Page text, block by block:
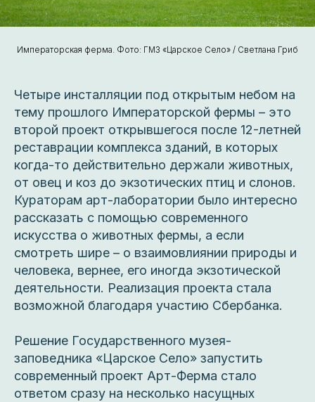
Императорская ферма. Фото: ГМЗ «Царское Село» / Светлана Гриб
Четыре инсталляции под открытым небом на
тему прошлого Императорской фермы – это
второй проект открывшегося после 12-летней
реставрации комплекса зданий, в которых
когда-то действительно держали животных,
от овец и коз до экзотических птиц и слонов.
Кураторам арт-лаборатории было интересно
рассказать с помощью современного
искусства о животных фермы, а если
смотреть шире – о взаимовлиянии природы и
человека, вернее, его иногда экзотической
деятельности. Реализация проекта стала
возможной благодаря участию Сбербанка.
Решение Государственного музея-
заповедника «Царское Село» запустить
современный проект Арт-Ферма стало
ответом сразу на несколько насущных